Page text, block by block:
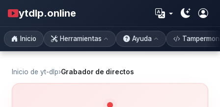
ytdlp.online
Inicio Herramientas Ayuda
Inicio de yt-dlp›Grabador de directos